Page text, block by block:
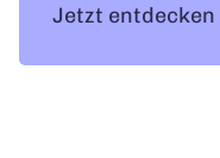
Jetzt entdecken